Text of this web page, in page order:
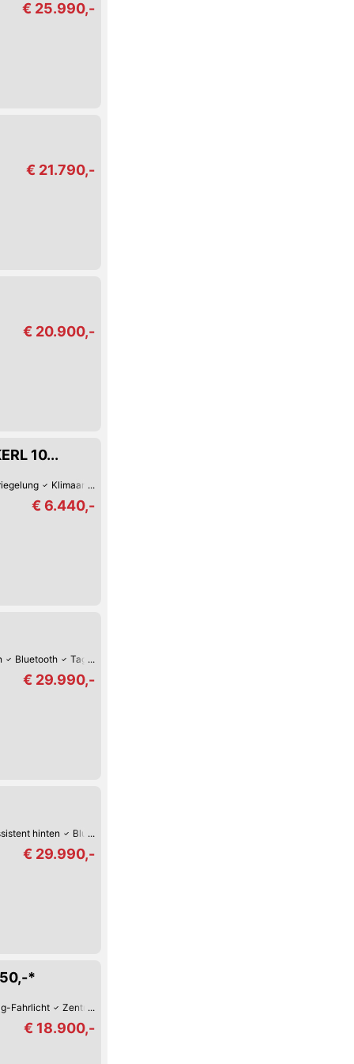
€ 25.990,-
€ 21.790,-
€ 20.900,-
10...
Klimaanlage
€ 6.440,-
Bluetooth Tag-Fahrlicht
€ 29.990,-
hinten Bluetooth
€ 29.990,-
*
Fahrlicht Zentralverriegelung mit Fernbedienung
€ 18.900,-